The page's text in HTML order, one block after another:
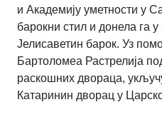
и Академију уметности у
барокни стил и донела га у
Јелисаветин барок. Уз
Бартоломеа Растрелија
раскошних двораца,
Катаринин дворац у